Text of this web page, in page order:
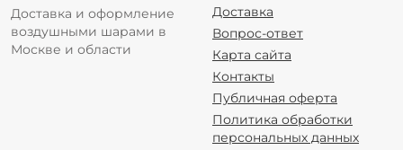
Доставка и оформление
воздушными шарами в
Москве и области
Доставка
Вопрос-ответ
Карта сайта
Контакты
Публичная оферта
Политика обработки
персональных данных